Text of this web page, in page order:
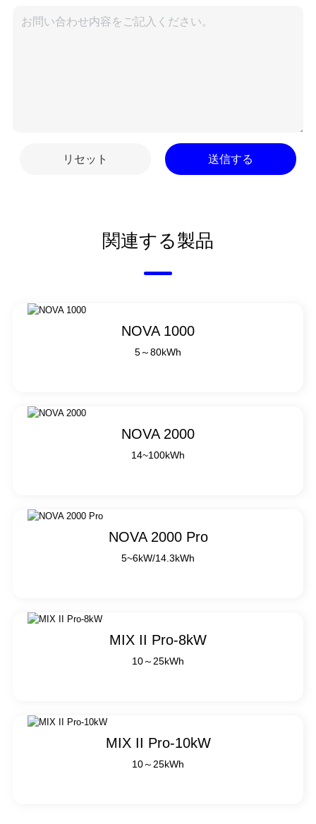
リセット 送信する
関連する製品
NOVA 1000
5～80kWh
NOVA 2000
14~100kWh
NOVA 2000 Pro
5~6kW/14.3kWh
MIX II Pro-8kW
10～25kWh
MIX II Pro-10kW
10～25kWh